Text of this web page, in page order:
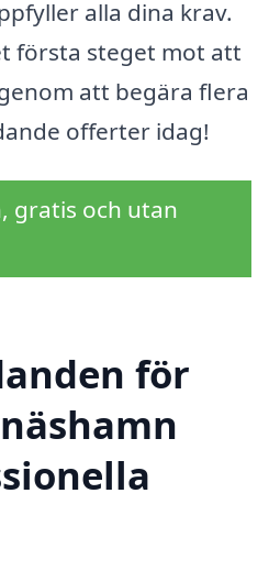
alla dina krav.
första steget mot att
att begära flera
offerter idag!
gratis och utan
för